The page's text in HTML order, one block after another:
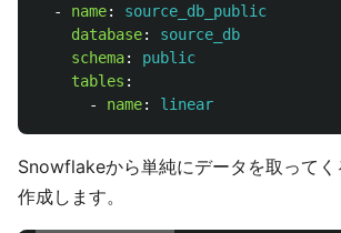
-
name:
source_db_public
database:
source_db
schema:
public
tables :
-
name: linear
Snowflakeから単純にデータを取って
作成します。